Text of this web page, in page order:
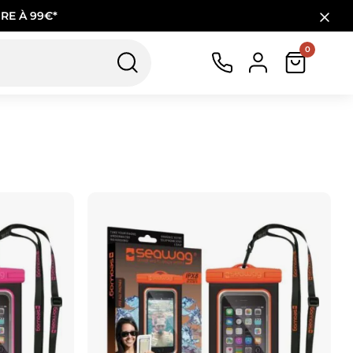
À 99€*
0